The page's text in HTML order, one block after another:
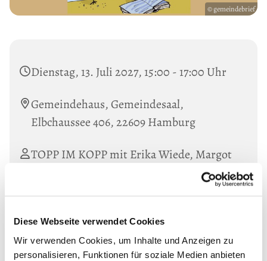
Diese Webseite verwendet Cookies
Wir verwenden Cookies, um Inhalte und Anzeigen zu
personalisieren, Funktionen für soziale Medien anbieten
© gemeindebrief
Dienstag, 13. Juli 2027, 15:00 - 17:00 Uhr
Gemeindehaus, Gemeindesaal,
Elbchaussee 406, 22609 Hamburg
TOPP IM KOPP mit Erika Wiede, Margot